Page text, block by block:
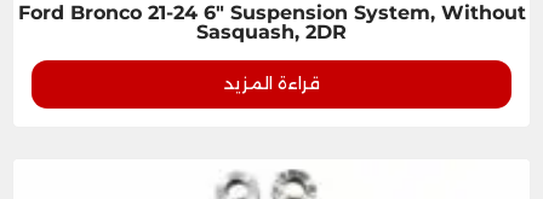
Ford Bronco 21-24 6" Suspension System, Without
Sasquash, 2DR
قراءة المزيد